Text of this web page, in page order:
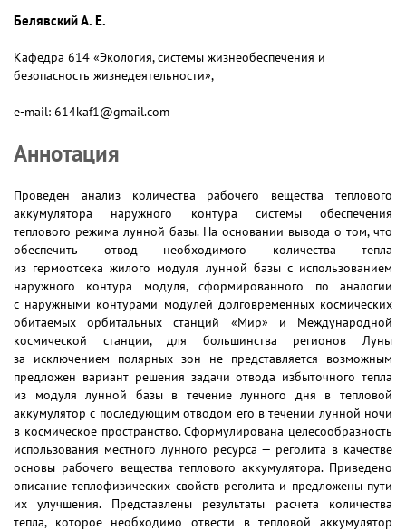
Белявский А. Е.
Кафедра 614 «Экология, системы жизнеобеспечения и
безопасность жизнедеятельности»,
e-mail: 614kaf1@gmail.com
Аннотация
Проведен анализ количества рабочего вещества теплового
аккумулятора наружного контура системы обеспечения
теплового режима лунной базы. На основании вывода о том, что
обеспечить отвод необходимого количества тепла
из гермоотсека жилого модуля лунной базы с использованием
наружного контура модуля, сформированного по аналогии
с наружными контурами модулей долговременных космических
обитаемых орбитальных станций «Мир» и Международной
космической станции, для большинства регионов Луны
за исключением полярных зон не представляется возможным
предложен вариант решения задачи отвода избыточного тепла
из модуля лунной базы в течение лунного дня в тепловой
аккумулятор с последующим отводом его в течении лунной ночи
в космическое пространство. Сформулирована целесообразность
использования местного лунного ресурса — реголита в качестве
основы рабочего вещества теплового аккумулятора. Приведено
описание теплофизических свойств реголита и предложены пути
их улучшения. Представлены результаты расчета количества
тепла, которое необходимо отвести в тепловой аккумулятор